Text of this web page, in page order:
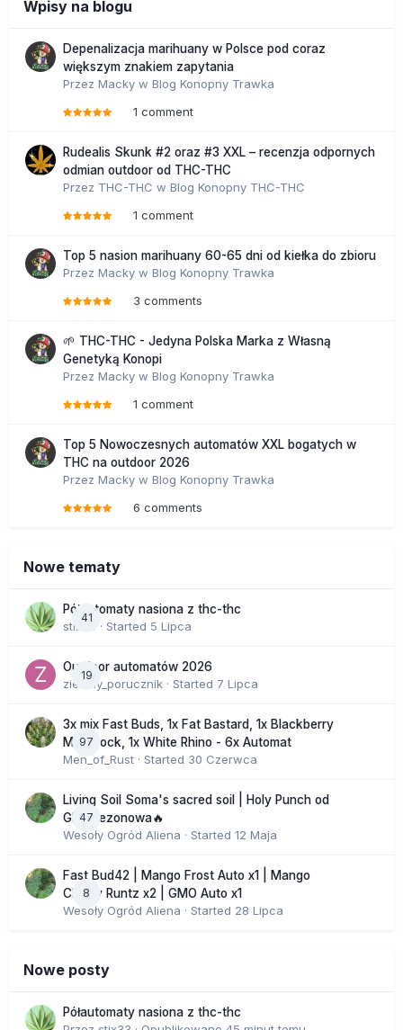
Wpisy na blogu
Depenalizacja marihuany w Polsce pod coraz
większym znakiem zapytania
Przez Macky w Blog Konopny Trawka
1 comment
Rudealis Skunk #2 oraz #3 XXL – recenzja odpornych
odmian outdoor od THC-THC
Przez THC-THC w Blog Konopny THC-THC
1 comment
Top 5 nasion marihuany 60-65 dni od kiełka do zbioru
Przez Macky w Blog Konopny Trawka
3 comments
🌱 THC-THC - Jedyna Polska Marka z Własną
Genetyką Konopi
Przez Macky w Blog Konopny Trawka
1 comment
Top 5 Nowoczesnych automatów XXL bogatych w
THC na outdoor 2026
Przez Macky w Blog Konopny Trawka
6 comments
Nowe tematy
41
Półautomaty nasiona z thc-thc
stix33 · Started 5 Lipca
19
Outdoor automatów 2026
zielony_porucznik · Started 7 Lipca
97
3x mix Fast Buds, 1x Fat Bastard, 1x Blackberry
Moonrock, 1x White Rhino - 6x Automat
Men_of_Rust · Started 30 Czerwca
47
Living Soil Soma's sacred soil | Holy Punch od
GHS sezonowa🔥
Wesoły Ogród Aliena · Started 12 Maja
8
Fast Bud42 | Mango Frost Auto x1 | Mango
Cherry Runtz x2 | GMO Auto x1
Wesoły Ogród Aliena · Started 28 Lipca
Nowe posty
Półautomaty nasiona z thc-thc